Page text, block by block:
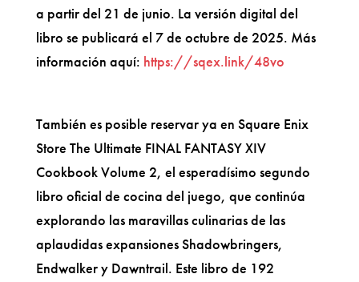
a partir del 21 de junio. La versión digital del
libro se publicará el 7 de octubre de 2025. Más
información aquí: https://sqex.link/48vo
También es posible reservar ya en Square Enix
Store The Ultimate FINAL FANTASY XIV
Cookbook Volume 2, el esperadísimo segundo
libro oficial de cocina del juego, que continúa
explorando las maravillas culinarias de las
aplaudidas expansiones Shadowbringers,
Endwalker y Dawntrail. Este libro de 192